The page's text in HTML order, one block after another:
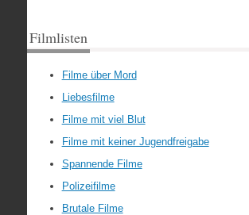
Filmlisten
Filme über Mord
Liebesfilme
Filme mit viel Blut
Filme mit keiner Jugendfreigabe
Spannende Filme
Polizeifilme
Brutale Filme